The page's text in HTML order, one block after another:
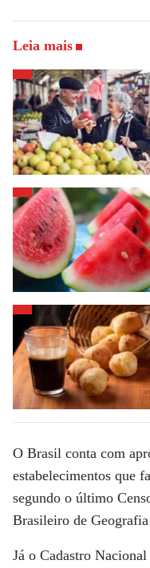
Leia mais
O Brasil conta com
estabelecimentos que
segundo o último
Brasileiro de
Já o Cadastro